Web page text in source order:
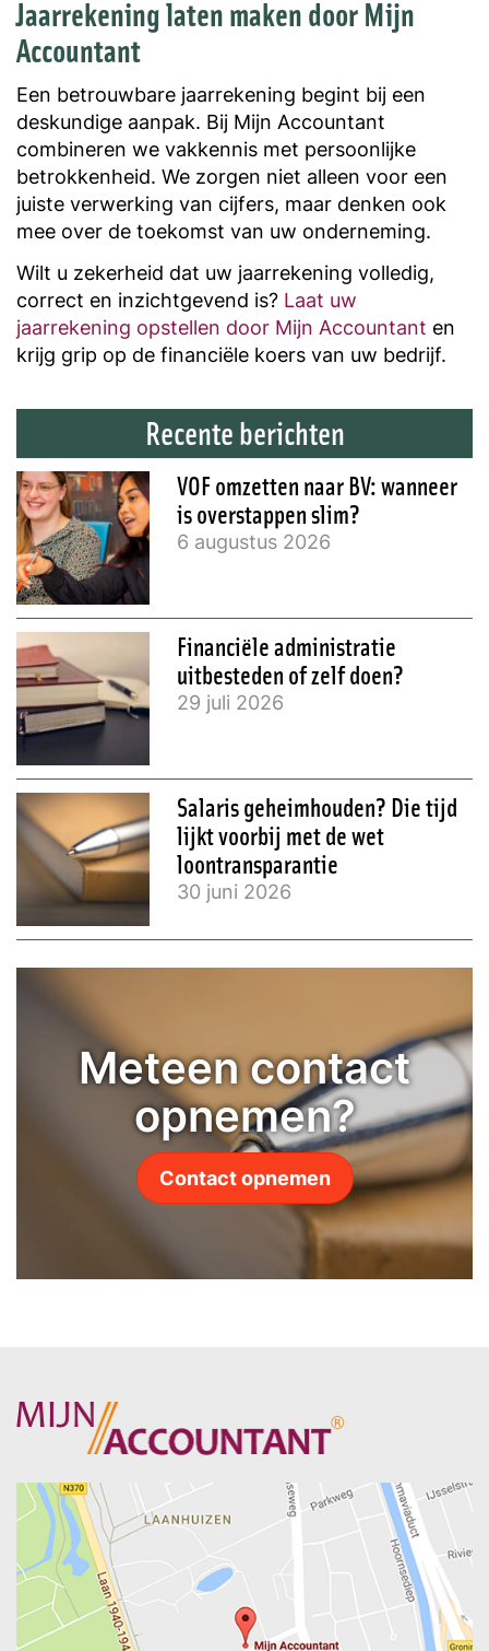
Jaarrekening laten maken door Mijn
Accountant
Een betrouwbare jaarrekening begint bij een
deskundige aanpak. Bij Mijn Accountant
combineren we vakkennis met persoonlijke
betrokkenheid. We zorgen niet alleen voor een
juiste verwerking van cijfers, maar denken ook
mee over de toekomst van uw onderneming.
Wilt u zekerheid dat uw jaarrekening volledig,
correct en inzichtgevend is? Laat uw
jaarrekening opstellen door Mijn Accountant en
krijg grip op de financiële koers van uw bedrijf.
Recente berichten
VOF omzetten naar BV: wanneer
is overstappen slim?
6 augustus 2026
Financiële administratie
uitbesteden of zelf doen?
29 juli 2026
Salaris geheimhouden? Die tijd
lijkt voorbij met de wet
loontransparantie
30 juni 2026
Meteen contact
opnemen?
Contact opnemen